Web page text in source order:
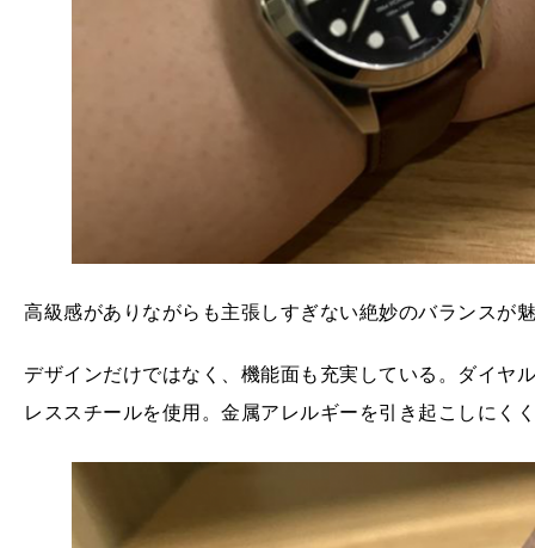
高級感がありながらも主張しすぎない絶妙のバランスが
デザインだけではなく、機能面も充実している。ダイヤ
レススチールを使用。金属アレルギーを引き起こしにく